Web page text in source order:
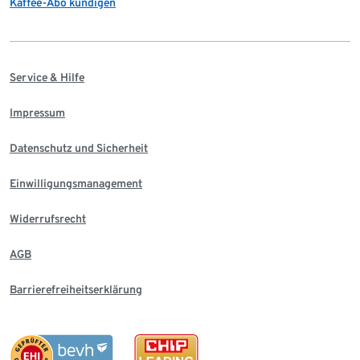
Service & Hilfe
Impressum
Datenschutz und Sicherheit
Einwilligungsmanagement
Widerrufsrecht
AGB
Barrierefreiheitserklärung